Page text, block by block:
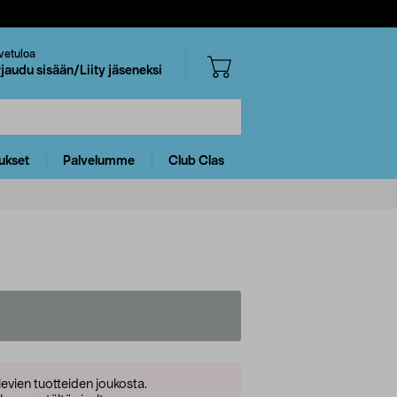
sisään/Liity jäseneksi
Palvelumme Club Clas
tuotteiden joukosta.